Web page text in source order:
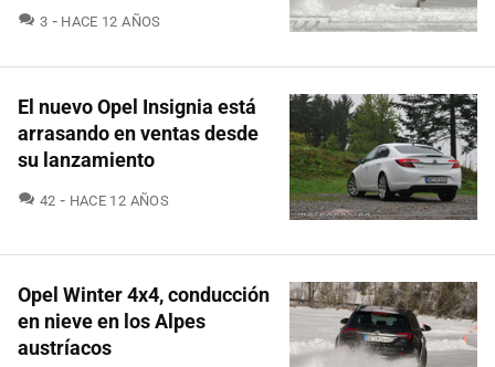
3 COMENTARIOS
HACE 12 AÑOS
El nuevo Opel Insignia está
arrasando en ventas desde
su lanzamiento
42 COMENTARIOS
HACE 12 AÑOS
Opel Winter 4x4, conducción
en nieve en los Alpes
austríacos